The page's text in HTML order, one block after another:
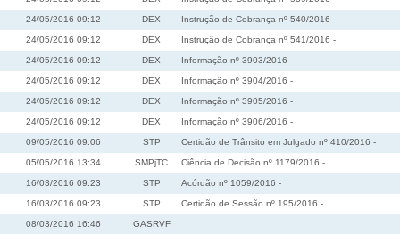
24/05/2016 09:12 DEX Instrução de Cobrança nº 540/2016 -
24/05/2016 09:12 DEX Instrução de Cobrança nº 541/2016 -
24/05/2016 09:12 DEX Informação nº 3903/2016 -
24/05/2016 09:12 DEX Informação nº 3904/2016 -
24/05/2016 09:12 DEX Informação nº 3905/2016 -
24/05/2016 09:12 DEX Informação nº 3906/2016 -
09/05/2016 09:06 STP Certidão de Trânsito em Julgado nº 410/2016 -
05/05/2016 13:34 SMPjTC Ciência de Decisão nº 1179/2016 -
16/03/2016 09:23 STP Acórdão nº 1059/2016 -
16/03/2016 09:23 STP Certidão de Sessão nº 195/2016 -
08/03/2016 16:46 GASRVF